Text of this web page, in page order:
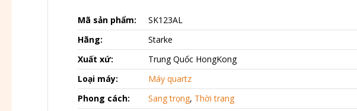
Mã sản phẩm:
SK123AL
Hãng:
Starke
Xuất xứ:
Trung Quốc HongKong
Loại máy:
Máy quartz
Phong cách:
Sang trọng, Thời trang